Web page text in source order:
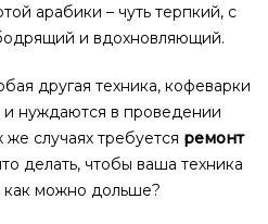
арабики – чуть терпкий, с
и вдохновляющий.
другая техника, кофеварки
и нуждаются в проведении
случаях требуется ремонт
делать, чтобы ваша техника
как можно дольше?